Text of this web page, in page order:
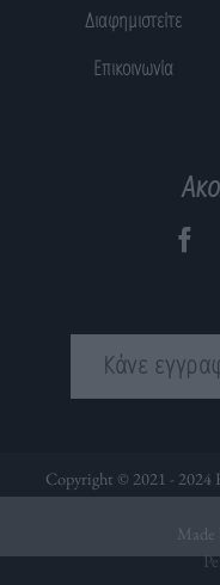
Διαφημιστείτε
Επικοινωνία
Κάνε
Copyright © 2021 -
Made